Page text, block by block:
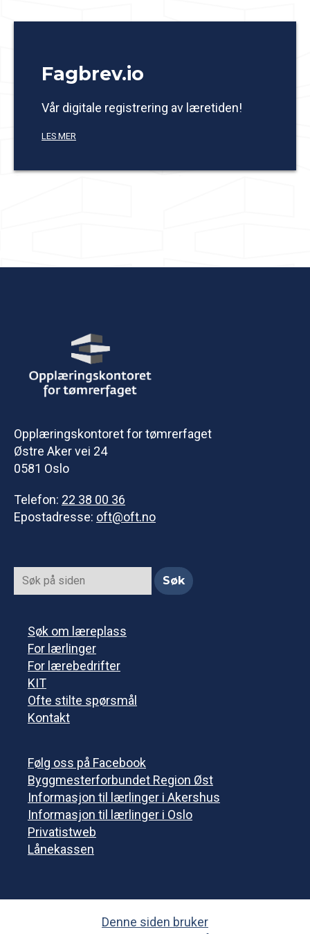
Fagbrev.io
Vår digitale registrering av læretiden!
LES MER
Opplæringskontoret for tømrerfaget
Østre Aker vei 24
0581 Oslo
Telefon: 22 38 00 36
Epostadresse: oft@oft.no
Søk om læreplass
For lærlinger
For lærebedrifter
KIT
Ofte stilte spørsmål
Kontakt
Følg oss på Facebook
Byggmesterforbundet Region Øst
Informasjon til lærlinger i Akershus
Informasjon til lærlinger i Oslo
Privatistweb
Lånekassen
Denne siden bruker